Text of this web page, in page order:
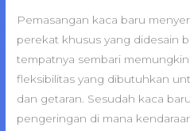
Pemasangan kaca baru
perekat khusus yang didesain
tempatnya sembari
fleksibilitas yang dibutuhkan
dan getaran. Sesudah kaca
pengeringan di mana